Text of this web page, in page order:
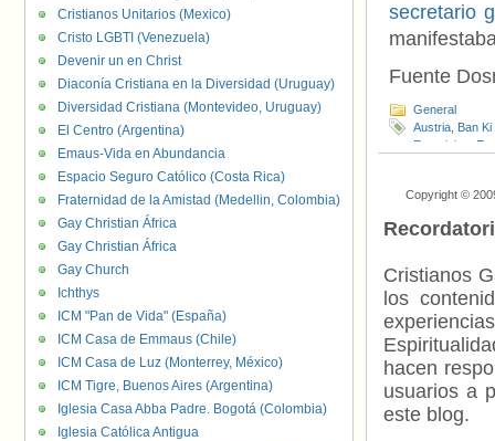
secretario
Fuente
General
Austria Ban
Eurovision
Copyright ©
Cristianos
los
hacen
usuarios a
este blog.
Cristianos Unitarios (Mexico)
Cristo LGBTI (Venezuela)
Devenir un en Christ
Diaconía Cristiana en la Diversidad (Uruguay)
Diversidad Cristiana (Montevideo, Uruguay)
El Centro (Argentina)
Emaus-Vida en Abundancia
Espacio Seguro Católico (Costa Rica)
Fraternidad de la Amistad (Medellin, Colombia)
Gay Christian África
Gay Christian África
Gay Church
Ichthys
ICM "Pan de Vida" (España)
ICM Casa de Emmaus (Chile)
ICM Casa de Luz (Monterrey, México)
ICM Tigre, Buenos Aires (Argentina)
Iglesia Casa Abba Padre. Bogotá (Colombia)
Iglesia Católica Antigua